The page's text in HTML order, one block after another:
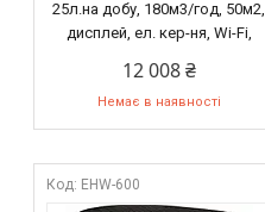
25л.на добу, 180м3/год, 50м2,
дисплей, ел. кер-ня, Wi-Fi,
12 008 ₴
Немає в наявності
EHW-600